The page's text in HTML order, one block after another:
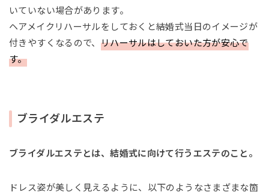
いていない場合があります。
ヘアメイクリハーサルをしておくと結婚式当日のイメージが
付きやすくなるので、 リハーサルはしておいた方が安心で
す。
ブライダルエステ
ブライダルエステとは、結婚式に向けて行うエステのこと。
ドレス姿が美しく見えるように、以下のようなさまざまな箇